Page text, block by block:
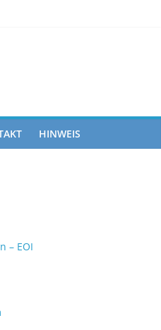
HINWEIS
– EOI